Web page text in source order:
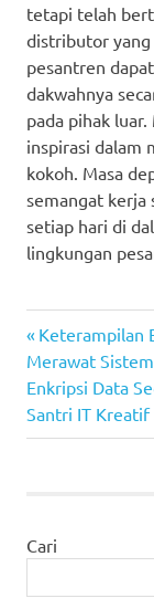
tetapi telah
distributor yang
pesantren
dakwahnya
pada pihak
inspirasi dalam
kokoh. Masa
semangat kerja
setiap hari di
lingkungan
Navigasi
pos
Previous
Post:
Keterampilan
Merawat
Next
Post:
Enkripsi Data
Santri IT Kreatif
Cari